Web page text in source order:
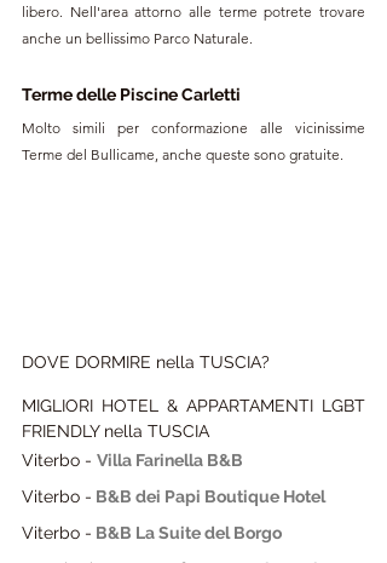
libero. Nell'area attorno alle terme potrete trovare
anche un bellissimo Parco Naturale.
Terme delle Piscine Carletti
Molto simili per conformazione alle vicinissime
Terme del Bullicame, anche queste sono gratuite.
DOVE DORMIRE nella TUSCIA?
MIGLIORI HOTEL & APPARTAMENTI LGBT
FRIENDLY nella TUSCIA
Viterbo - Villa Farinella B&B
Viterbo - B&B dei Papi Boutique Hotel
Viterbo - B&B La Suite del Borgo